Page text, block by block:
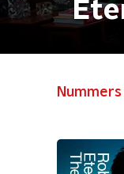
Nummers